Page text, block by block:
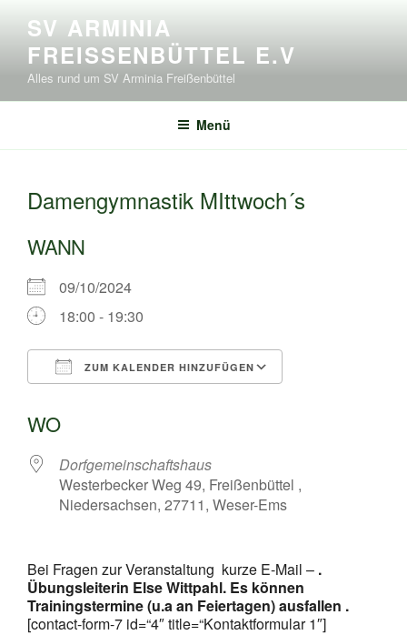
Inhalt
springen
SV ARMINIA
FREISSENBÜTTEL E.V
Alles rund um SV Arminia Freißenbüttel
Menü
Damengymnastik MIttwoch´s
WANN
09/10/2024
18:00 - 19:30
ZUM KALENDER HINZUFÜGEN
WO
Dorfgemeinschaftshaus
Westerbecker Weg 49, Freißenbüttel ,
Niedersachsen, 27711, Weser-Ems
Bei Fragen zur Veranstaltung kurze E-Mail – .
Übungsleiterin Else Wittpahl. Es können
Trainingstermine (u.a an Feiertagen) ausfallen .
[contact-form-7 id=“4″ title=“Kontaktformular 1″]